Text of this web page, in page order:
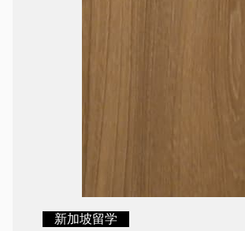
新加坡留学